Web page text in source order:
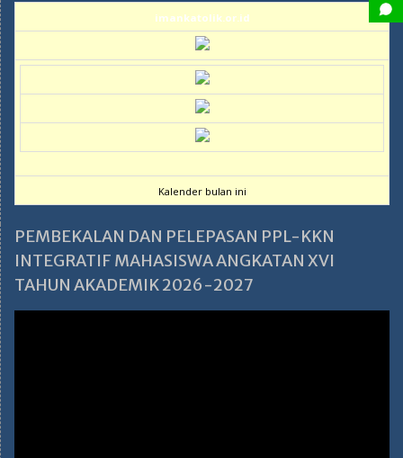
imankatolik.or.id
Kalender bulan ini
PEMBEKALAN DAN PELEPASAN PPL-KKN
INTEGRATIF MAHASISWA ANGKATAN XVI
TAHUN AKADEMIK 2026-2027